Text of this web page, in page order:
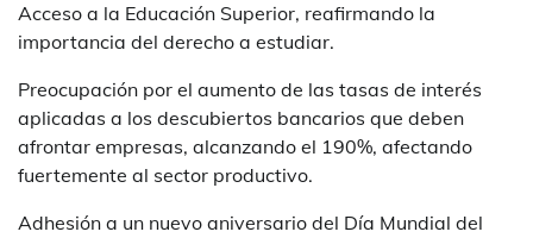
Acceso a la Educación Superior, reafirmando la
importancia del derecho a estudiar.
Preocupación por el aumento de las tasas de interés
aplicadas a los descubiertos bancarios que deben
afrontar empresas, alcanzando el 190%, afectando
fuertemente al sector productivo.
Adhesión a un nuevo aniversario del Día Mundial del